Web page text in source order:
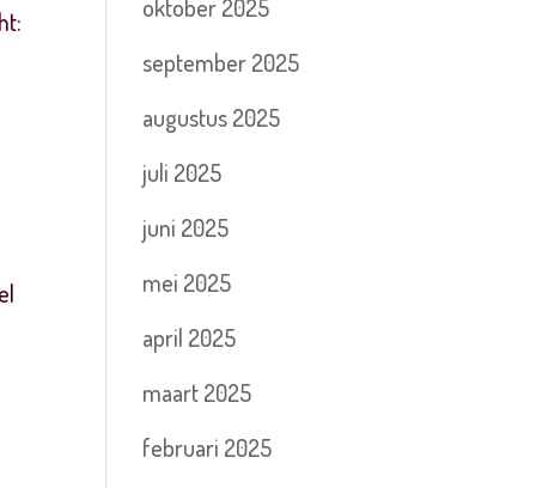
oktober 2025
september 2025
augustus 2025
juli 2025
juni 2025
mei 2025
april 2025
maart 2025
februari 2025